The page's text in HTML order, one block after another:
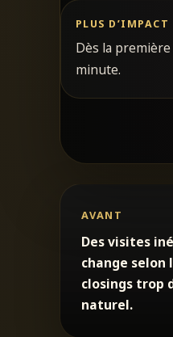
PLUS D’IMPACT
Dès la première
minute.
AVANT
Des visites
change selon
closings trop
naturel.